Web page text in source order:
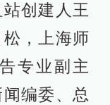
创建人王
，上海师
专业副主
编委、总